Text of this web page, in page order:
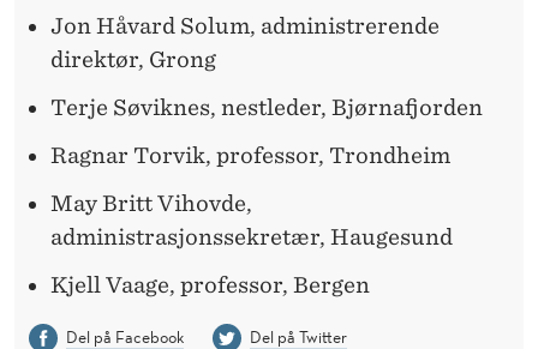
Jon Håvard Solum, administrerende
direktør, Grong
Terje Søviknes, nestleder, Bjørnafjorden
Ragnar Torvik, professor, Trondheim
May Britt Vihovde,
administrasjonssekretær, Haugesund
Kjell Vaage, professor, Bergen
Del på Facebook
Del på Twitter